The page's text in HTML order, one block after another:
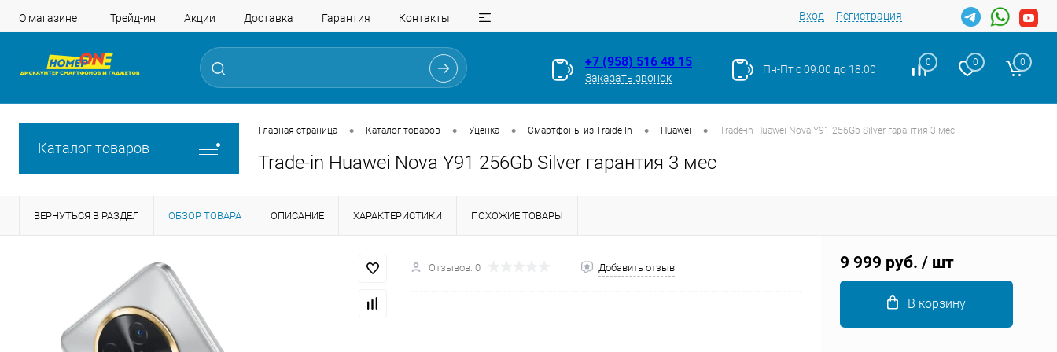
О магазине Трейд-ин Акции Доставка Гарантия Контакты Вход Регистрация
+7 (958) 516 48 15
Заказать звонок
Пн-Пт с 09:00 до 18:00
0 0 0
Каталог товаров
Главная страница • Каталог товаров • Уценка • Смартфоны из Traide In • Huawei • Trade-in Huawei Nova Y91 256Gb Silver гарантия 3 мес
Trade-in Huawei Nova Y91 256Gb Silver гарантия 3 мес
ВЕРНУТЬСЯ В РАЗДЕЛ ОБЗОР ТОВАРА ОПИСАНИЕ ХАРАКТЕРИСТИКИ ПОХОЖИЕ ТОВАРЫ
Отзывов: 0 Добавить отзыв 9 999 руб. / шт
В корзину